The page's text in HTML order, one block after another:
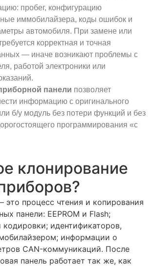
пробег, конфигурацию
иммобилайзера, коды ошибок и
автомобиля. При замене или
корректная и точная
— иначе возникают проблемы с
работой электроники или
панели позволяет
информацию с оригинального
б/у модуль без потери функций и без
программирования «с
клонирование
это процесс чтения и копирования
панели: EEPROM и Flash;
кодировки; идентификаторов,
информации о
CAN-коммуникаций. После
панель работает так же, как